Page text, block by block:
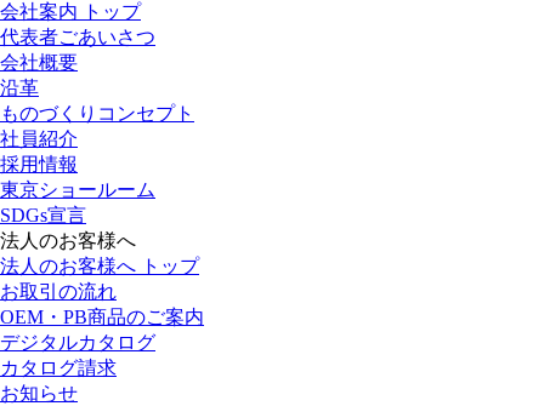
会社案内 トップ
代表者ごあいさつ
会社概要
沿革
ものづくりコンセプト
社員紹介
採用情報
東京ショールーム
SDGs宣言
法人のお客様へ
法人のお客様へ トップ
お取引の流れ
OEM・PB商品のご案内
デジタルカタログ
カタログ請求
お知らせ